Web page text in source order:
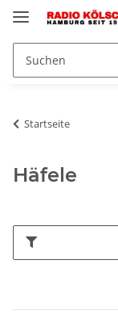
Startseite
Häfele